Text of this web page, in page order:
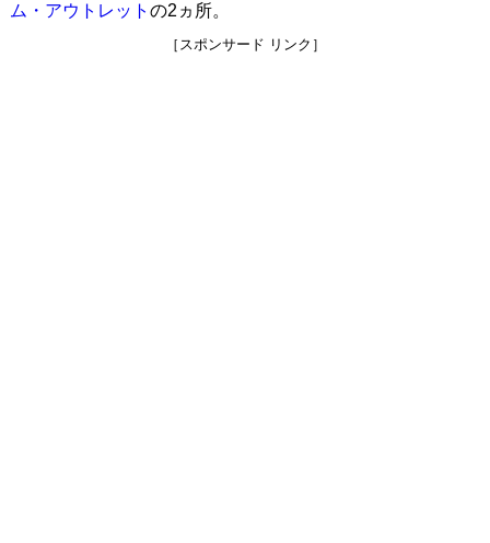
ム・アウトレット の2ヵ所。
［スポンサード リンク］